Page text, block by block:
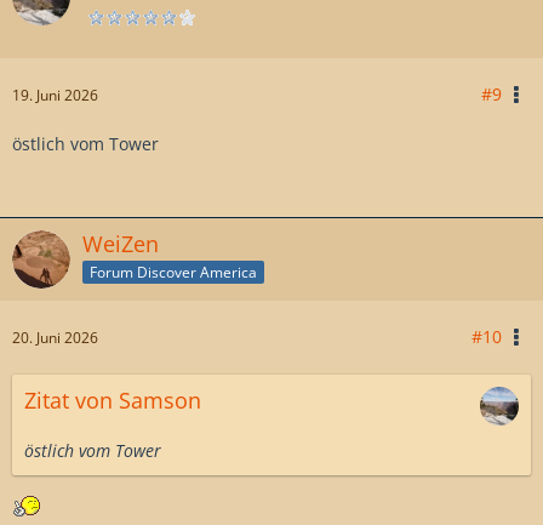
19. Juni 2026 #9
östlich vom Tower
WeiZen
Forum Discover America
20. Juni 2026 #10
Zitat von Samson
östlich vom Tower